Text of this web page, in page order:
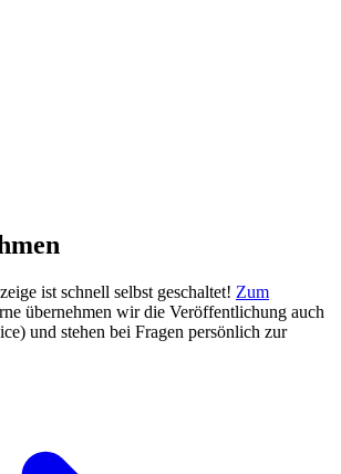
ist schnell selbst geschaltet! Zum
übernehmen wir die Veröffentlichung auch
und stehen bei Fragen persönlich zur